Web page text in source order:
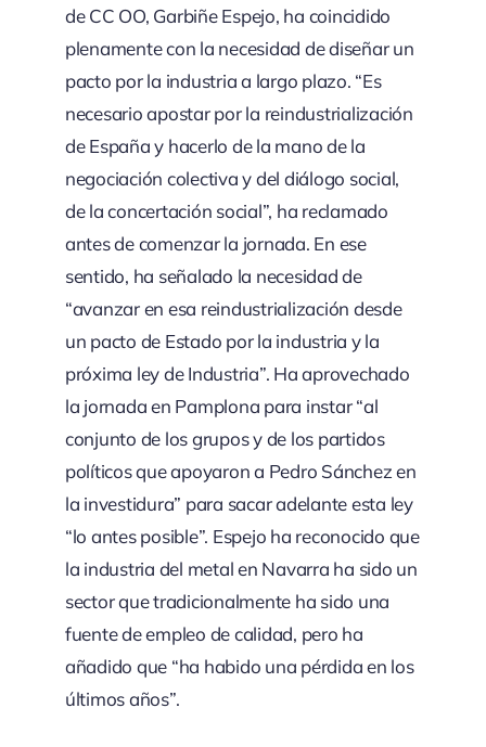
de CC OO, Garbiñe Espejo, ha coincidido
plenamente con la necesidad de diseñar un
pacto por la industria a largo plazo. “Es
necesario apostar por la reindustrialización
de España y hacerlo de la mano de la
negociación colectiva y del diálogo social,
de la concertación social”, ha reclamado
antes de comenzar la jornada. En ese
sentido, ha señalado la necesidad de
“avanzar en esa reindustrialización desde
un pacto de Estado por la industria y la
próxima ley de Industria”. Ha aprovechado
la jornada en Pamplona para instar “al
conjunto de los grupos y de los partidos
políticos que apoyaron a Pedro Sánchez en
la investidura” para sacar adelante esta ley
“lo antes posible”. Espejo ha reconocido que
la industria del metal en Navarra ha sido un
sector que tradicionalmente ha sido una
fuente de empleo de calidad, pero ha
añadido que “ha habido una pérdida en los
últimos años”.